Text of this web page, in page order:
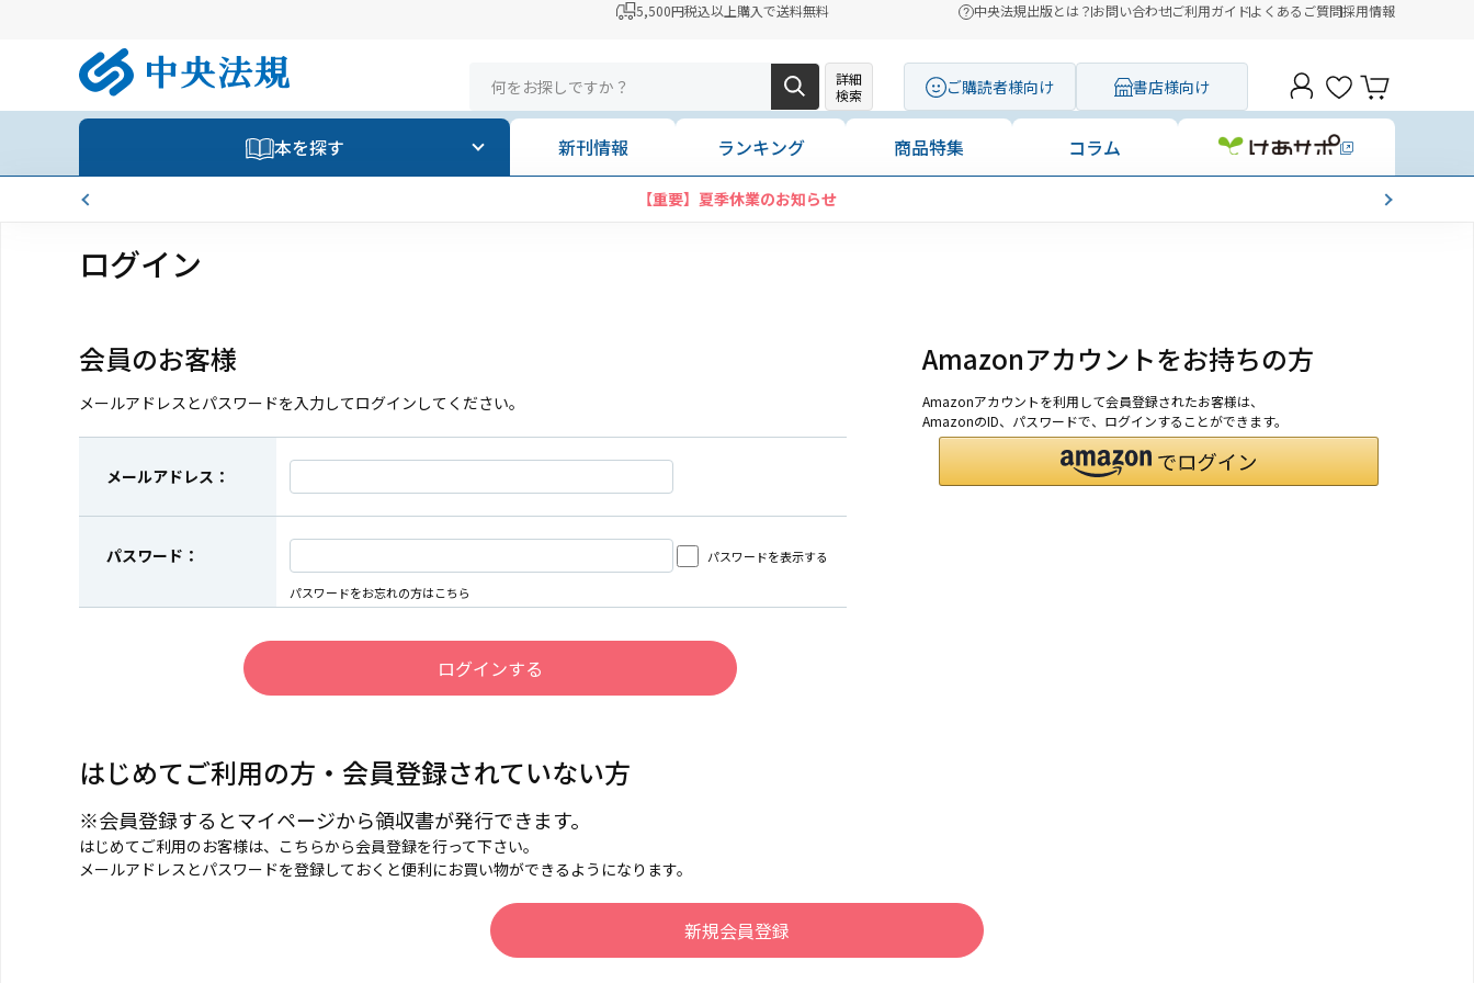
5,500円税込以上購入で送料無料 中央法規出版とは？お問い合わせご利用ガイドよくあるご質問採用情報
詳細
検索
ご購読者様向け 書店様向け
本を探す 新刊情報 ランキング 商品特集 コラム
【重要】夏季休業のお知らせ
ログイン
会員のお客様
メールアドレスとパスワードを入力してログインしてください。
メールアドレス：
パスワード： パスワードを表示する
パスワードをお忘れの方はこちら
Amazonアカウントをお持ちの方
Amazonアカウントを利用して会員登録されたお客様は、
AmazonのID、パスワードで、ログインすることができます。
はじめてご利用の方・会員登録されていない方
※会員登録するとマイページから領収書が発行できます。
はじめてご利用のお客様は、こちらから会員登録を行って下さい。
メールアドレスとパスワードを登録しておくと便利にお買い物ができるようになります。